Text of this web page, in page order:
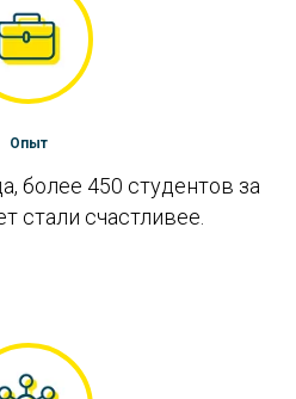
Опыт
более 450 студентов за
стали счастливее.